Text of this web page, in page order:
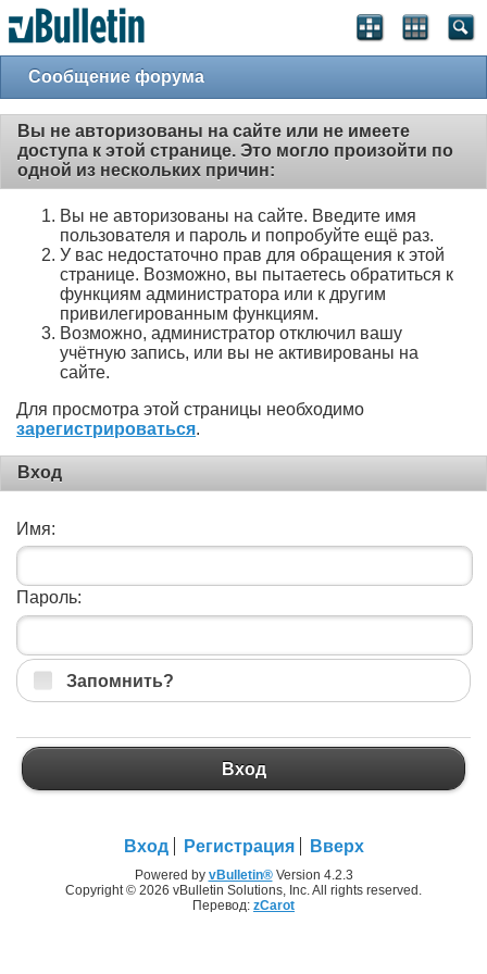
Сообщение форума
Вы не авторизованы на сайте или не имеете
доступа к этой странице. Это могло произойти по
одной из нескольких причин:
Вы не авторизованы на сайте. Введите имя
пользователя и пароль и попробуйте ещё раз.
У вас недостаточно прав для обращения к этой
странице. Возможно, вы пытаетесь обратиться к
функциям администратора или к другим
привилегированным функциям.
Возможно, администратор отключил вашу
учётную запись, или вы не активированы на
сайте.
Для просмотра этой страницы необходимо
зарегистрироваться.
Вход
Имя:
Пароль:
Запомнить?
Вход
Вход Регистрация Вверх
Powered by vBulletin®Version 4.2.3
Copyright © 2026 vBulletin Solutions, Inc. All rights reserved.
Перевод: zCarot